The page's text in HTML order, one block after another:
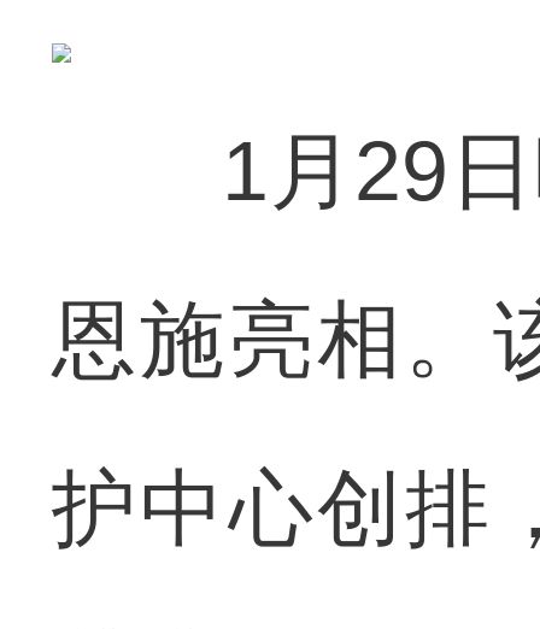
1月29日
恩施亮相。
护中心创排